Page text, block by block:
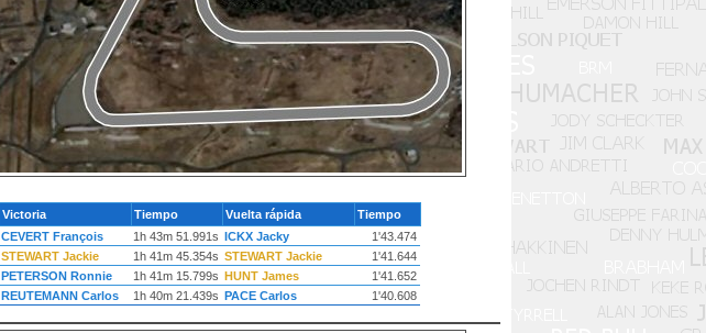
Victoria Tiempo Vuelta rápida
Tiempo
CEVERT François 1h 43m 51.991s ICKX Jacky
1'43.474
STEWART Jackie 1h 41m 45.354s STEWART Jackie
1'41.644
PETERSON Ronnie 1h 41m 15.799s HUNT James
1'41.652
REUTEMANN Carlos 1h 40m 21.439s PACE Carlos 1'40.608